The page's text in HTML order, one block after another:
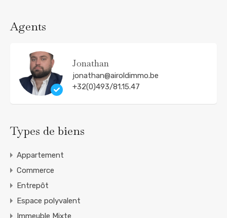
Agents
Jonathan
jonathan@airoldimmo.be
+32(0)493/81.15.47
Types de biens
Appartement
Commerce
Entrepôt
Espace polyvalent
Immeuble Mixte